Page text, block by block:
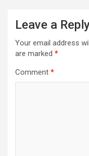
Leave a
Your email address
are marked *
Comment *